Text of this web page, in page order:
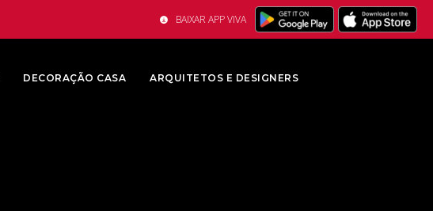
BAIXAR APP VIVA
DECORAÇÃO CASA ARQUITETOS E DESIGNERS